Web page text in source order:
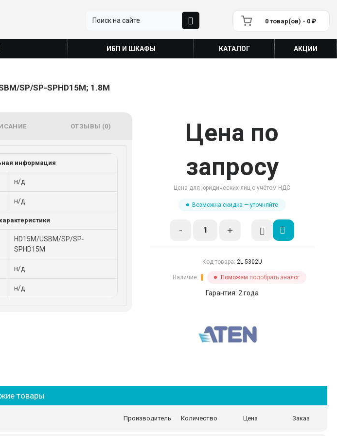
0 товар(ов) - 0 ₽
ИБП И ШКАФЫ КАТАЛОГ АКЦИИ
SP/SP-SPHD15M; 1.8M
ОТЗЫВЫ (0)
информация
н/д
н/д
HD15M/USBM/SP/SP-
SPHD15M
н/д
н/д
Цена по
запросу
Цена для юридических лиц с учётом НДС
Возможна скидка — уточняйте
- +
Код товара: 2L-5302U
Наличие: Поможем подобрать аналог
Гарантия: 2 года
товары
Производитель Количество Цена Заказ